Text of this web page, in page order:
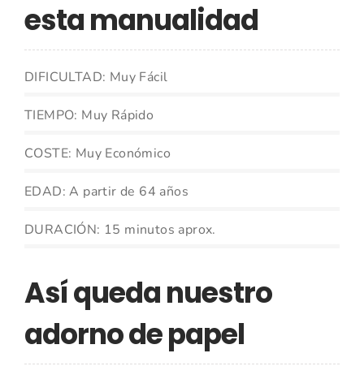
esta manualidad
DIFICULTAD: Muy Fácil
TIEMPO: Muy Rápido
COSTE: Muy Económico
EDAD: A partir de 64 años
DURACIÓN: 15 minutos aprox.
Así queda nuestro
adorno de papel